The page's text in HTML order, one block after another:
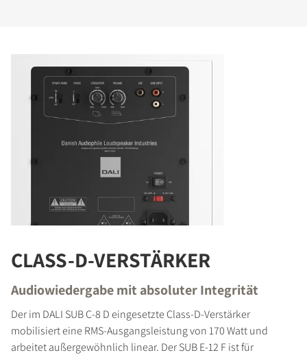
CLASS-D-VERSTÄRKER
Audiowiedergabe mit absoluter Integrität
Der im DALI SUB C-8 D eingesetzte Class-D-Verstärker
mobilisiert eine RMS-Ausgangsleistung von 170 Watt und
arbeitet außergewöhnlich linear. Der SUB E-12 F ist für